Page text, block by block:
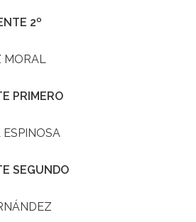
2º
MORAL
PRIMERO
SEGUNDO